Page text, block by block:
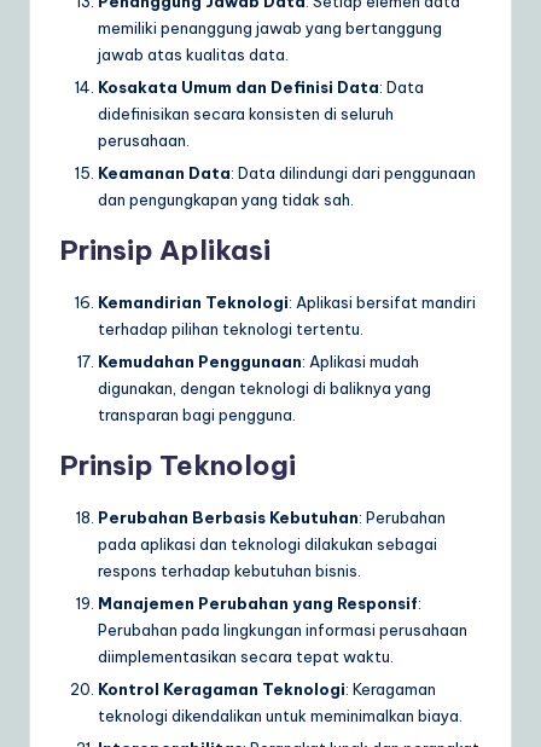
memiliki penanggung jawab yang bertanggung
jawab atas kualitas data.
Kosakata Umum dan Definisi Data: Data
didefinisikan secara konsisten di seluruh
perusahaan.
Keamanan Data: Data dilindungi dari penggunaan
dan pengungkapan yang tidak sah.
Prinsip Aplikasi
Kemandirian Teknologi: Aplikasi bersifat mandiri
terhadap pilihan teknologi tertentu.
Kemudahan Penggunaan: Aplikasi mudah
digunakan, dengan teknologi di baliknya yang
transparan bagi pengguna.
Prinsip Teknologi
Perubahan Berbasis Kebutuhan: Perubahan
pada aplikasi dan teknologi dilakukan sebagai
respons terhadap kebutuhan bisnis.
Manajemen Perubahan yang Responsif:
Perubahan pada lingkungan informasi perusahaan
diimplementasikan secara tepat waktu.
Kontrol Keragaman Teknologi: Keragaman
teknologi dikendalikan untuk meminimalkan biaya.